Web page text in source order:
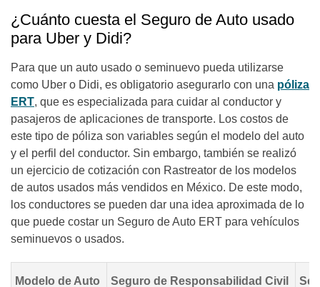
¿Cuánto cuesta el Seguro de Auto usado
para Uber y Didi?
Para que un auto usado o seminuevo pueda utilizarse
como Uber o Didi, es obligatorio asegurarlo con una póliza
ERT, que es especializada para cuidar al conductor y
pasajeros de aplicaciones de transporte. Los costos de
este tipo de póliza son variables según el modelo del auto
y el perfil del conductor. Sin embargo, también se realizó
un ejercicio de cotización con Rastreator de los modelos
de autos usados más vendidos en México. De este modo,
los conductores se pueden dar una idea aproximada de lo
que puede costar un Seguro de Auto ERT para vehículos
seminuevos o usados.
Modelo de Auto Seguro de Responsabilidad Civil